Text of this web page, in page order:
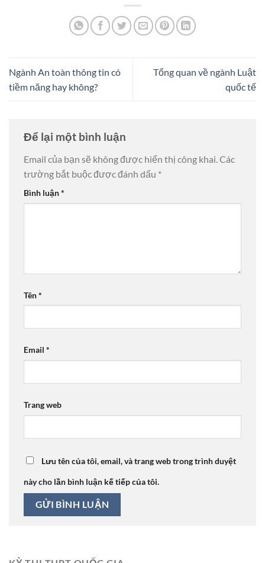
Ngành An toàn thông tin có
tiềm năng hay không?
Tổng quan về ngành Luật
quốc tế
Để lại một bình luận
Email của bạn sẽ không được hiển thị công khai.Các
trường bắt buộc được đánh dấu *
Bình luận*
Tên*
Email *
Trang web
Lưu tên của tôi, email, và trang web trong trình duyệt
này cho lần bình luận kế tiếp của tôi.